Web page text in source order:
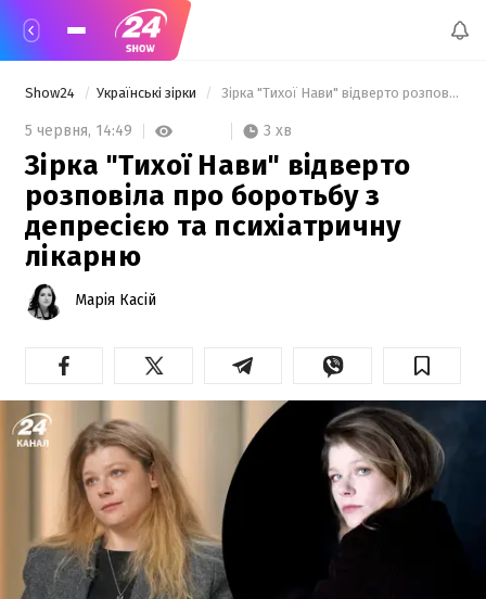
Show24 Українські зірки Зірка "Тихої Нави" відверто розповіла про боротьбу з депресією та психіатричну лікарню
5 червня, 14:49 3 хв
Зірка "Тихої Нави" відверто
розповіла про боротьбу з
депресією та психіатричну
лікарню
Марія Касій